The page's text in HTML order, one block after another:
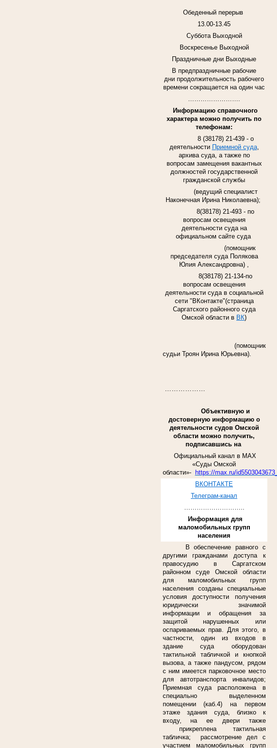
Обеденный перерыв
13.00-13.45
Суббота Выходной
Воскресенье Выходной
Праздничные дни Выходные
В предпраздничные рабочие
дни продолжительность рабочего
времени сокращается на один час
…………………….
Информацию справочного
характера можно получить по
телефонам:
8 (38178) 21-439 - о
деятельности Приемной суда,
архива суда, а также по
вопросам замещения вакантных
должностей государственной
гражданской службы
(ведущий специалист
Наконечная Ирина Николаевна);
8(38178) 21-493 - по
вопросам освещения
деятельности суда на
официальном сайте суда
(помощник
председателя суда Полякова
Юлия Александровна) ,
8(38178) 21-134-по
вопросам освещения
деятельности суда в социальной
сети "ВКонтакте"(страница
Саргатского районного суда
Омской области в ВК)
(помощник
судьи Троян Ирина Юрьевна).
………………
Объективную и
достоверную информацию о
деятельности судов Омской
области можно получить,
подписавшись на
Официальный канал в МАХ
«Суды Омской
области»-
https://max.ru/
ВКОНТАКТЕ
Телеграм-канал
………………………..
Информация для
маломобильных групп
населения
В обеспечение равного с
другими гражданами доступа к
правосудию в Саргатском
районном суде Омской области
для маломобильных групп
населения созданы специальные
условия доступности получения
юридически значимой
информации и обращения за
защитой нарушенных или
оспариваемых прав. Для этого, в
частности, один из входов в
здание суда оборудован
тактильной табличкой и кнопкой
вызова, а также пандусом, рядом
с ним имеется парковочное место
для автотранспорта инвалидов;
Приемная суда расположена в
специально выделенном
помещении (каб.4) на первом
этаже здания суда, близко к
входу, на ее двери также
прикреплена тактильная
табличка; рассмотрение дел с
участием маломобильных групп